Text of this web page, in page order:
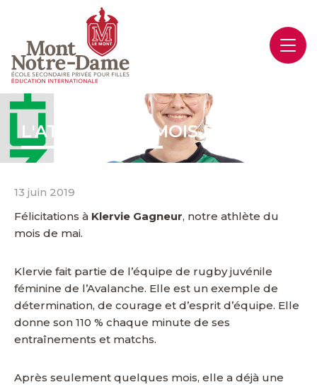
L'ATHLÈTE DU MOIS DE MAI
13 juin 2019
Félicitations à Klervie Gagneur, notre athlète du
mois de mai.
Klervie fait partie de l’équipe de rugby juvénile
féminine de l’Avalanche. Elle est un exemple de
détermination, de courage et d’esprit d’équipe. Elle
donne son 110 % chaque minute de ses
entraînements et matchs.
Après seulement quelques mois, elle a déjà une